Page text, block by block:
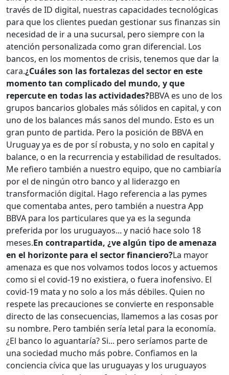
través de ID digital, nuestras capacidades tecnológicas
para que los clientes puedan gestionar sus finanzas sin
necesidad de ir a una sucursal, pero siempre con la
atención personalizada como gran diferencial. Los
bancos, en los momentos de crisis, tenemos que dar la
cara.¿Cuáles son las fortalezas del sector en este
momento tan complicado del mundo, y que
repercute en todas las actividades?BBVA es uno de los
grupos bancarios globales más sólidos en capital, y con
uno de los balances más sanos del mundo. Esto es un
gran punto de partida. Pero la posición de BBVA en
Uruguay ya es de por sí robusta, y no solo en capital y
balance, o en la recurrencia y estabilidad de resultados.
Me refiero también a nuestro equipo, que no cambiaría
por el de ningún otro banco y al liderazgo en
transformación digital. Hago referencia a las pymes
que comentaba antes, pero también a nuestra App
BBVA para los particulares que ya es la segunda
preferida por los uruguayos... y nació hace solo 18
meses.En contrapartida, ¿ve algún tipo de amenaza
en el horizonte para el sector financiero?La mayor
amenaza es que nos volvamos todos locos y actuemos
como si el covid-19 no existiera, o fuera inofensivo. El
covid-19 mata y no solo a los más débiles. Quien no
respete las precauciones se convierte en responsable
directo de las consecuencias, llamemos a las cosas por
su nombre. Pero también sería letal para la economía.
¿El banco lo aguantaría? Si... pero seríamos parte de
una sociedad mucho más pobre. Confiamos en la
conciencia cívica que las uruguayas y los uruguayos